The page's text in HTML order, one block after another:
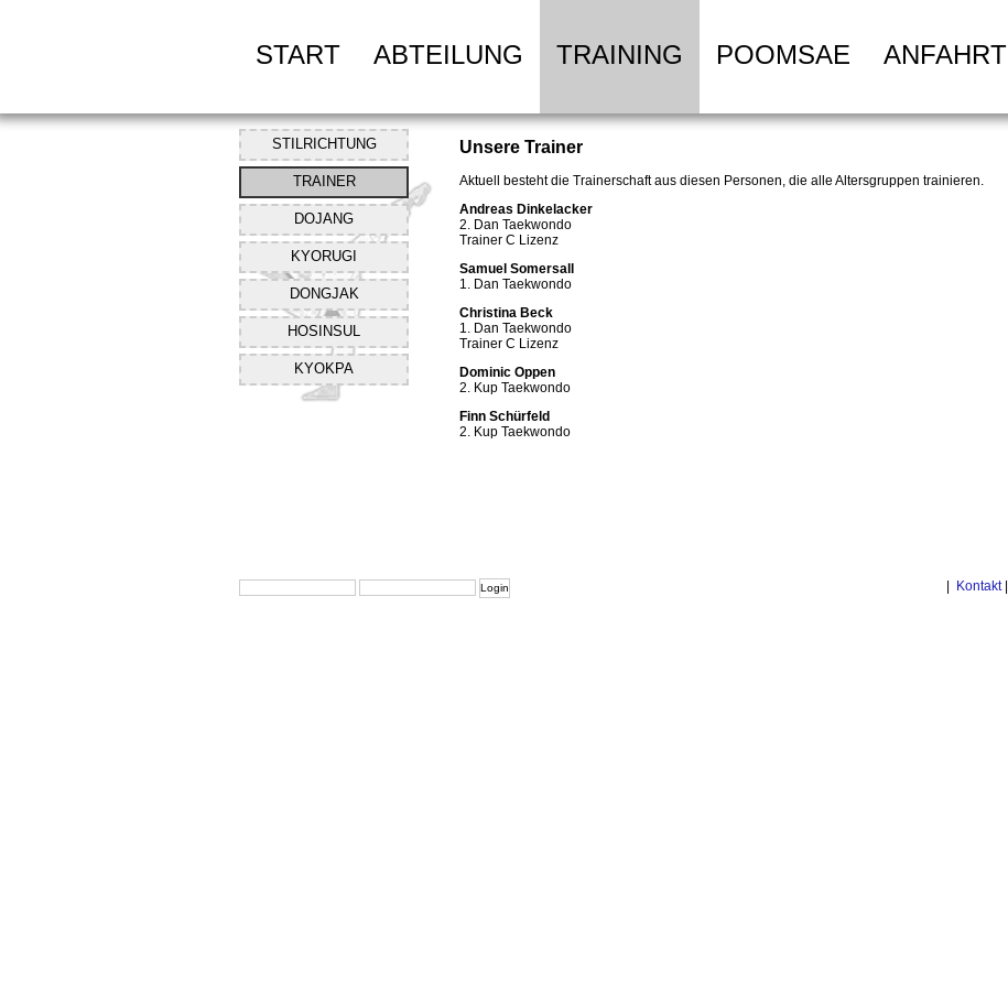
START ABTEILUNG TRAINING
STILRICHTUNG
TRAINER
DOJANG
KYORUGI
DONGJAK
HOSINSUL
KYOKPA
POOMSAE ANFAHRT
Unsere Trainer
Aktuell besteht die Trainerschaft aus diesen Personen, die alle Altersgruppen trainieren.
Andreas Dinkelacker
2. Dan Taekwondo
Trainer C Lizenz
Samuel Somersall
1. Dan Taekwondo
Christina Beck
1. Dan Taekwondo
Trainer C Lizenz
Dominic Oppen
2. Kup Taekwondo
Finn Schürfeld
2. Kup Taekwondo
Kontakt|